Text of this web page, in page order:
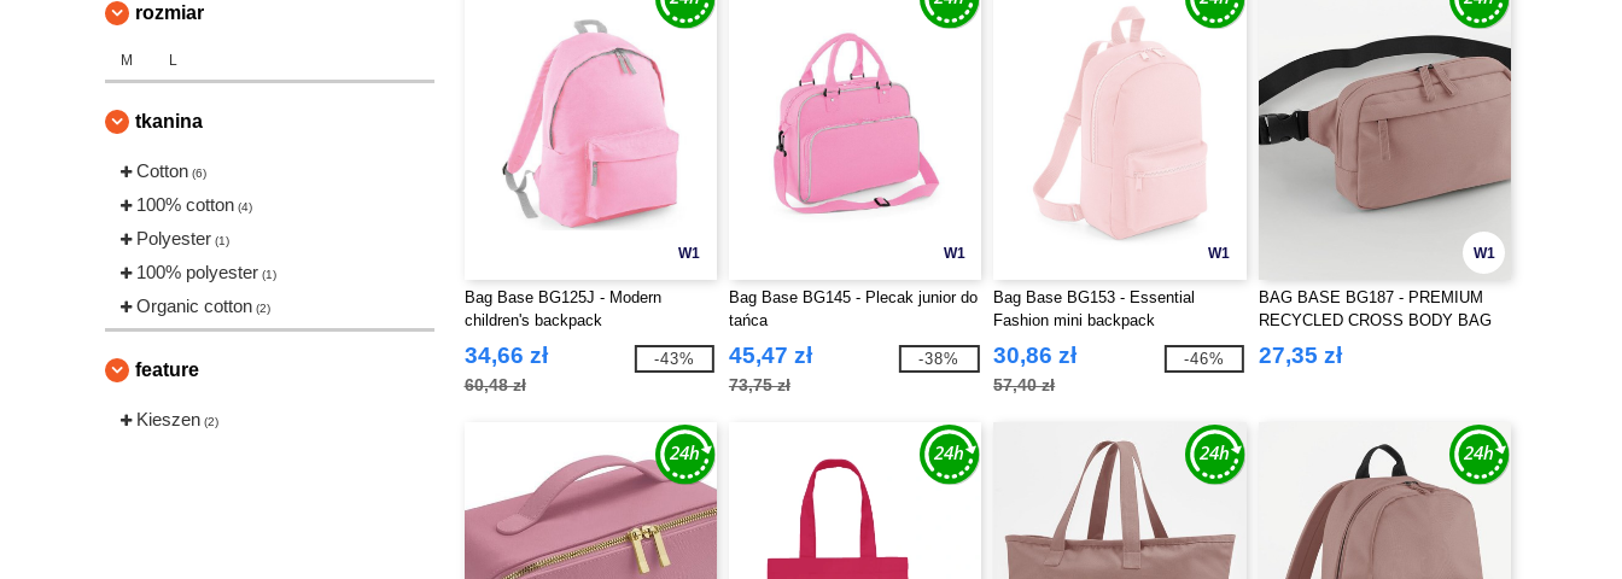
rozmiar
M L
tkanina
Cotton (6)
100% cotton (4)
Polyester (1)
100% polyester (1)
Organic cotton (2)
feature
Kieszen (2)
W1
Bag Base BG125J - Modern
children's backpack
34,66 zł
60,48 zł
-43%
W1
Bag Base BG145 - Plecak junior do
tańca
45,47 zł
73,75 zł
-38%
W1
Bag Base BG153 - Essential
Fashion mini backpack
30,86 zł
57,40 zł
-46%
W1
BAG BASE BG187 - PREMIUM
RECYCLED CROSS BODY BAG
27,35 zł